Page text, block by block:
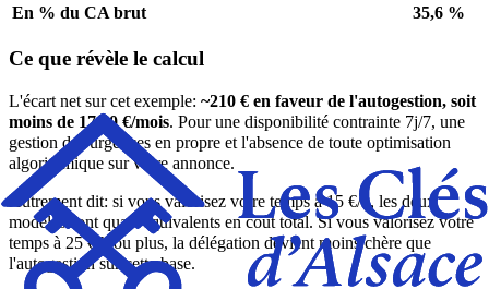
En % du CA brut
35,6 %
Ce que révèle le calcul
L'écart net sur cet exemple: ~210 € en faveur de l'autogestion, soit
moins de 17,50 €/mois. Pour une disponibilité contrainte 7j/7, une
gestion des urgences en propre et l'absence de toute optimisation
algorithmique sur votre annonce.
Autrement dit: si vous valorisez votre temps à 15 €/h, les deux
modèles sont quasi équivalents en coût total. Si vous valorisez votre
temps à 25 €/h ou plus, la délégation devient moins chère que
l'autogestion sur cette base.